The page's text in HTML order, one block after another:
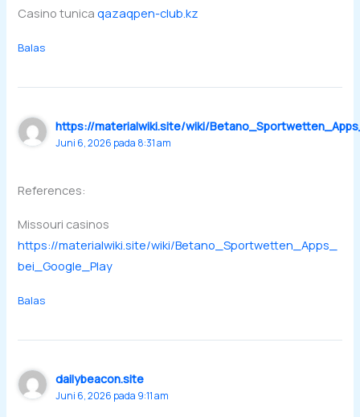
Casino tunicaqazaqpen-club.kz
Balas
https://materialwiki.site/wiki/
Juni 6, 2026 pada 8:31 am
References:
Missouri casinos
https://materialwiki.site/wiki/Betano_Sportwetten_Apps_
bei_Google_Play
Balas
dailybeacon.site
Juni 6, 2026 pada 9:11 am